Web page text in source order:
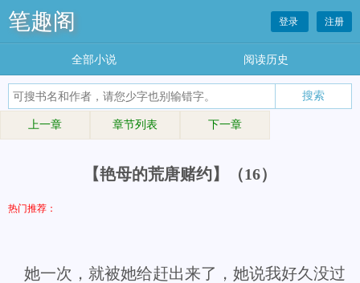
笔趣阁 登录 注册
全部小说 阅读历史
上一章 章节列表 下一章
【艳母的荒唐赌约】（16）
热门推荐：
她一次，就被她给赶出来了，她说我好久没过